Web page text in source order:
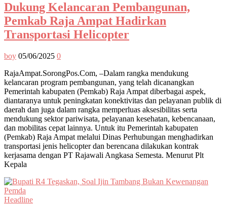
Dukung Kelancaran Pembangunan,
Pemkab Raja Ampat Hadirkan
Transportasi Helicopter
boy 05/06/2025 0
RajaAmpat.SorongPos.Com, –Dalam rangka mendukung
kelancaran program pembangunan, yang telah dicanangkan
Pemerintah kabupaten (Pemkab) Raja Ampat diberbagai aspek,
diantaranya untuk peningkatan konektivitas dan pelayanan publik di
daerah dan juga dalam rangka memperluas aksesibilitas serta
mendukung sektor pariwisata, pelayanan kesehatan, kebencanaan,
dan mobilitas cepat lainnya. Untuk itu Pemerintah kabupaten
(Pemkab) Raja Ampat melalui Dinas Perhubungan menghadirkan
transportasi jenis helicopter dan berencana dilakukan kontrak
kerjasama dengan PT Rajawali Angkasa Semesta. Menurut Plt
Kepala
Headline